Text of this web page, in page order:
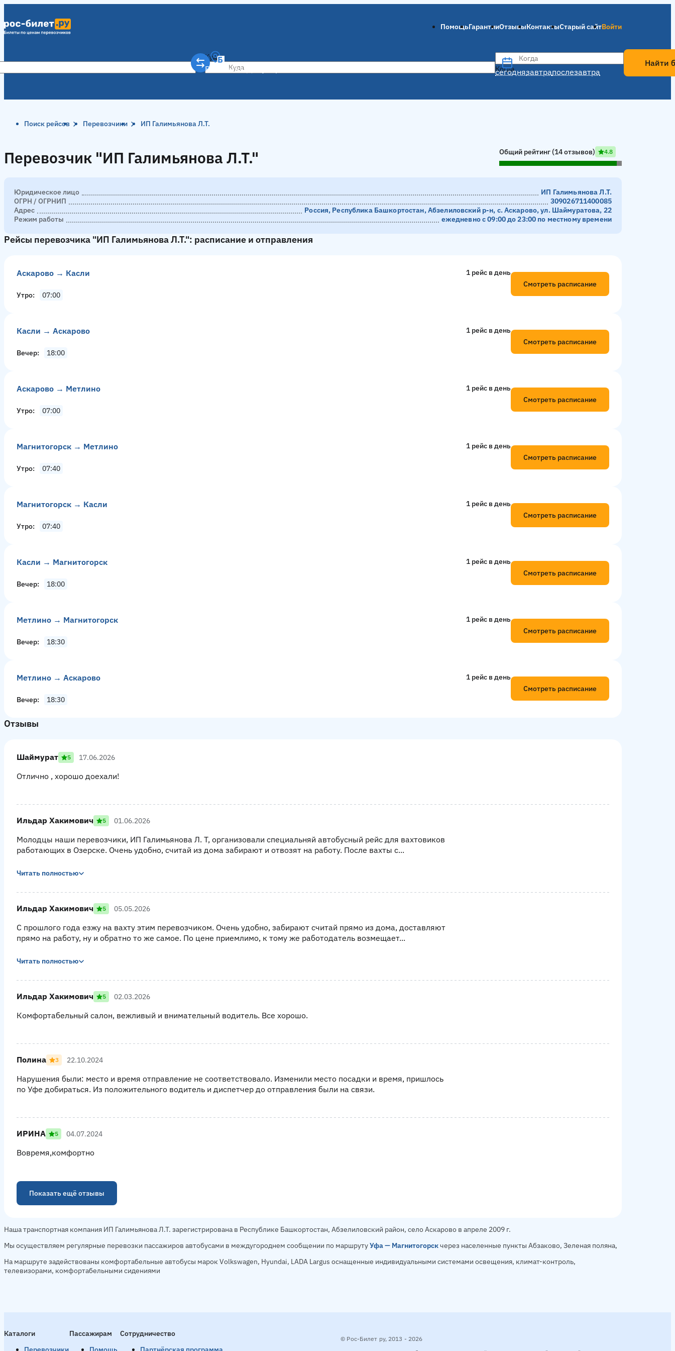
ПомощьГарантииОтзывыКонтактыСтарый сайтВойти
Куда
Ростов-на-Дону
Когда
сегоднязавтрапослезавтра
Когда
Найти
Поиск рейсов Перевозчики ИП Галимьянова Л.Т.
Перевозчик "ИП Галимьянова Л.Т."
Перевозчик "ИП Галимьянова Л.Т."
Общий рейтинг (14 отзывов) 4.8
Юридическое лицо
ИП Галимьянова Л.Т.
ОГРН / ОГРНИП
309026711400085
Адрес
Россия, Республика Башкортостан, Абзелиловский р-н, с. Аскарово, ул. Шаймуратова, 22
Режим работы
ежедневно с 09:00 до 23:00 по местному времени
Рейсы перевозчика "ИП Галимьянова Л.Т.": расписание и отправления
Аскарово → Касли 1 рейс в день
Утро 07:00
Смотреть расписание
Касли → Аскарово 1 рейс в день
Вечер 18:00
Смотреть расписание
Аскарово → Метлино 1 рейс в день
Утро 07:00
Смотреть расписание
Магнитогорск → Метлино 1 рейс в день
Утро 07:40
Смотреть расписание
Магнитогорск → Касли 1 рейс в день
Утро 07:40
Смотреть расписание
Касли → Магнитогорск 1 рейс в день
Вечер 18:00
Смотреть расписание
Метлино → Магнитогорск 1 рейс в день
Вечер 18:30
Смотреть расписание
Метлино → Аскарово 1 рейс в день
Вечер 18:30
Смотреть расписание
Отзывы
Шаймурат 5 17.06.2026
Отлично , хорошо доехали!
Ильдар Хакимович 5 01.06.2026
Молодцы наши перевозчики, ИП Галимьянова Л. Т, организовали специальняй автобусный рейс для вахтовиков
работающих в Озерске. Очень удобно, считай из дома забирают и отвозят на работу. После вахты с...
Читать полностью
Ильдар Хакимович 5 05.05.2026
С прошлого года езжу на вахту этим перевозчиком. Очень удобно, забирают считай прямо из дома, доставляют
прямо на работу, ну и обратно то же самое. По цене приемлимо, к тому же работодатель возмещает...
Читать полностью
Ильдар Хакимович 5 02.03.2026
Комфортабельный салон, вежливый и внимательный водитель. Все хорошо.
Полина 3 22.10.2024
Нарушения были: место и время отправление не соответствовало. Изменили место посадки и время, пришлось
по Уфе добираться. Из положительного водитель и диспетчер до отправления были на связи.
ИРИНА 5 04.07.2024
Вовремя,комфортно
Показать ещё отзывы
Наша транспортная компания ИП Галимьянова Л.Т. зарегистрирована в Республике Башкортостан, Абзелиловский район, село Аскарово в апреле 2009 г.
Мы осуществляем регулярные перевозки пассажиров автобусами в междугороднем сообщении по маршрутуУфа — Магнитогорскчерез населенные пункты Абзаково, Зеленая поляна,
На маршруте задействованы комфортабельные автобусы марок Volkswagen, Hyundai, LADA Largus оснащенные индивидуальными системами освещения, климат-контроль,
телевизорами, комфортабельными сидениями
Каталоги
Пассажирам
Сотрудничество
© Рос-Билет ру, 2013 - 2026